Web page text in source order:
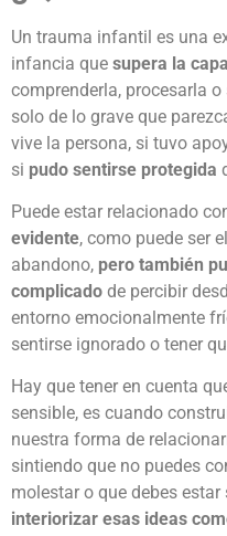
Un trauma infantil es una
infancia que supera la
comprenderla, procesarla
solo de lo grave que
vive la persona, si tuvo
si pudo sentirse protegida
Puede estar relacionado
evidente, como puede ser
abandono, pero también
complicado de percibir
entorno emocionalmente
sentirse ignorado o tener
Hay que tener en cuenta
sensible, es cuando
nuestra forma de
sintiendo que no puedes
molestar o que debes estar
interiorizar esas ideas